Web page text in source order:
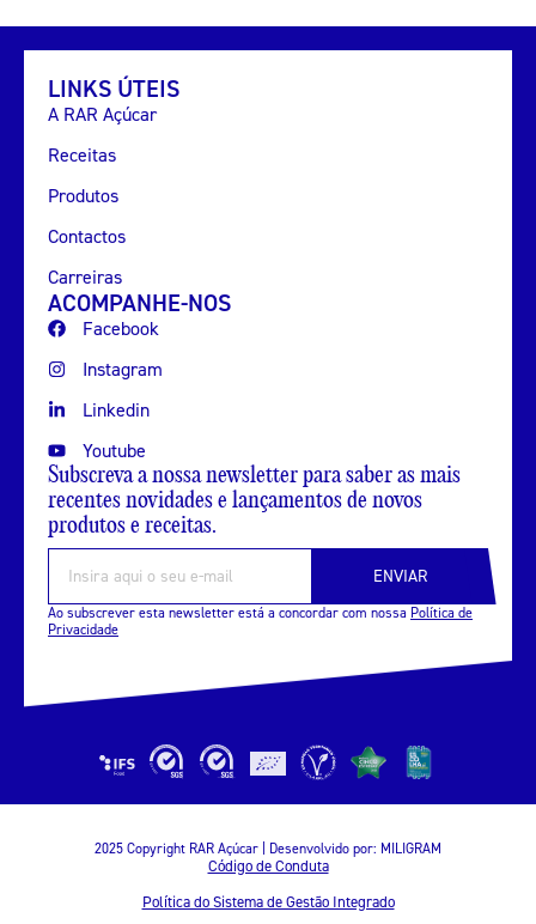
LINKS ÚTEIS
A RAR Açúcar
Receitas
Produtos
Contactos
Carreiras
ACOMPANHE-NOS
Facebook
Instagram
Linkedin
Youtube
Subscreva a nossa newsletter para saber as mais
recentes novidades e lançamentos de novos
produtos e receitas.
ENVIAR
Ao subscrever esta newsletter está a concordar com nossa Política de
Privacidade
2025 Copyright RAR Açúcar | Desenvolvido por: MILIGRAM
Código de Conduta
Política do Sistema de Gestão Integrado